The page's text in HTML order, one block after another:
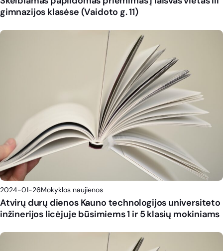
gimnazijos klasėse (Vaidoto g. 11)
2024-01-26Mokyklos naujienos
Atvirų durų dienos Kauno technologijos universiteto
inžinerijos licėjuje būsimiems 1 ir 5 klasių mokiniams